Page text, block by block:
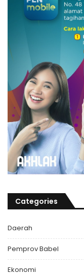
Categories
Daerah
Pemprov Babel
Ekonomi